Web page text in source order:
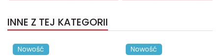
INNE Z TEJ KATEGORII
Nowość Nowość